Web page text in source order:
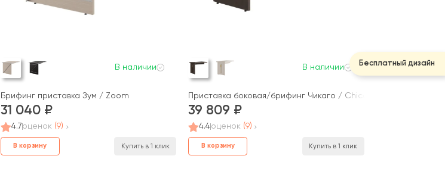
В наличии
Брифинг приставка Зум / Zoom
31 040
4.7оценок (9)
В корзину Купить в 1 клик
В наличии
Приставка боковая/брифинг Чикаго / Chicago
39 809
4.4оценок (9)
В корзину Купить в 1 клик
Бесплатный дизайн